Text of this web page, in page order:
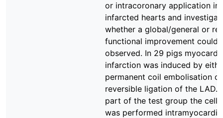
or intracoronary application
infarcted hearts and
whether a global/general or
functional improvement could
observed. In 29 pigs
infarction was induced by
permanent coil embolisation or
reversible ligation of the LAD.
part of the test group the cell
was performed